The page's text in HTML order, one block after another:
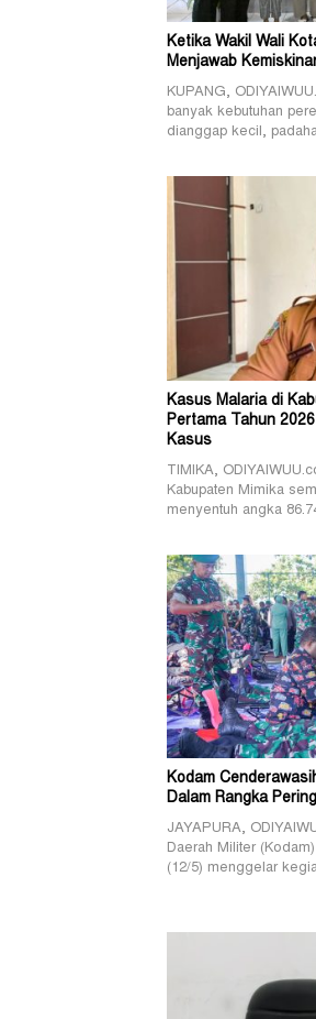
Ketika Wakil Wali
Menjawab
KUPANG,
banyak kebutuhan
dianggap kecil,
Kasus Malaria di
Pertama Tahun
Kasus
TIMIKA,
Kabupaten Mimika
menyentuh angka
Kodam
Dalam Rangka
JAYAPURA,
Daerah Militer
(12/5) menggelar